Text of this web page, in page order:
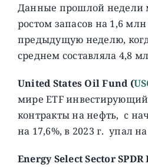
Данные прошлой недели
ростом запасов на 1,6
предыдущую неделю,
среднем составляла 4,8
United States Oil Fund (
мире ETF
контракты на нефть, c
на 17,6%, в 2023 г. упал на
Energy Select Sector SPDR